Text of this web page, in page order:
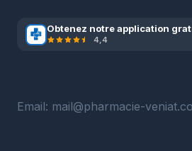
Obtenez notre application
4,4
Email: mail@pharmacie-